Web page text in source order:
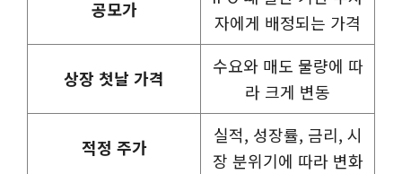
공모가
자에게 배정되는 가격
상장 첫날 가격
수요와 매도 물량에 따
라 크게 변동
적정 주가
실적, 성장률, 금리, 시
장 분위기에 따라 변화